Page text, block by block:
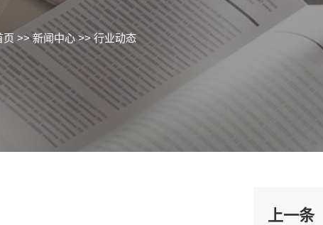
页 >>新闻中心>>行业动态
上一条